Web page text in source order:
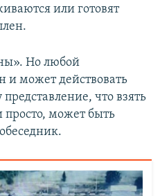
или готовят
Но любой
и может действовать
что взять
просто, может быть